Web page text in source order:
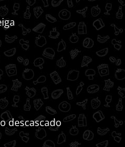
descascado